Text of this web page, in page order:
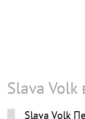
Slava Volk
Slava Volk